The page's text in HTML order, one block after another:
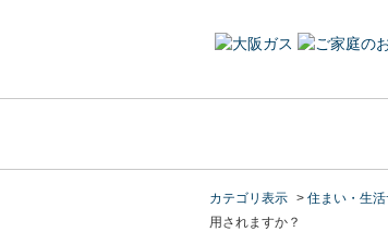
カテゴリ表示 > 住まい・生
用されますか？